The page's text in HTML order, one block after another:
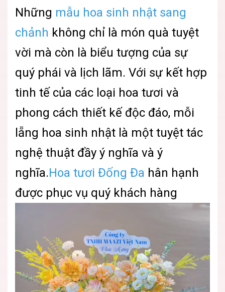
Những mẫu hoa sinh nhật sang
chảnh không chỉ là món quà tuyệt
vời mà còn là biểu tượng của sự
quý phái và lịch lãm. Với sự kết hợp
tinh tế của các loại hoa tươi và
phong cách thiết kế độc đáo, mỗi
lẵng hoa sinh nhật là một tuyệt tác
nghệ thuật đầy ý nghĩa và ý
nghĩa.Hoa tươi Đống Đa hân hạnh
được phục vụ quý khách hàng